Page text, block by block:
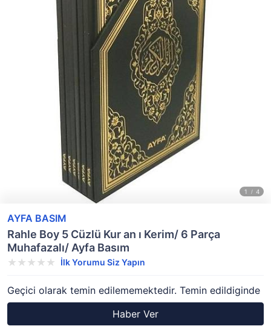
AYFA BASIM
Rahle Boy 5 Cüzlü Kur an ı Kerim/ 6 Parça
Muhafazalı/ Ayfa Basım
İlk Yorumu Siz Yapın
Geçici olarak temin edilememektedir. Temin edildiginde
Haber Ver